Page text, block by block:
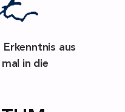
Erkenntnis aus
in die